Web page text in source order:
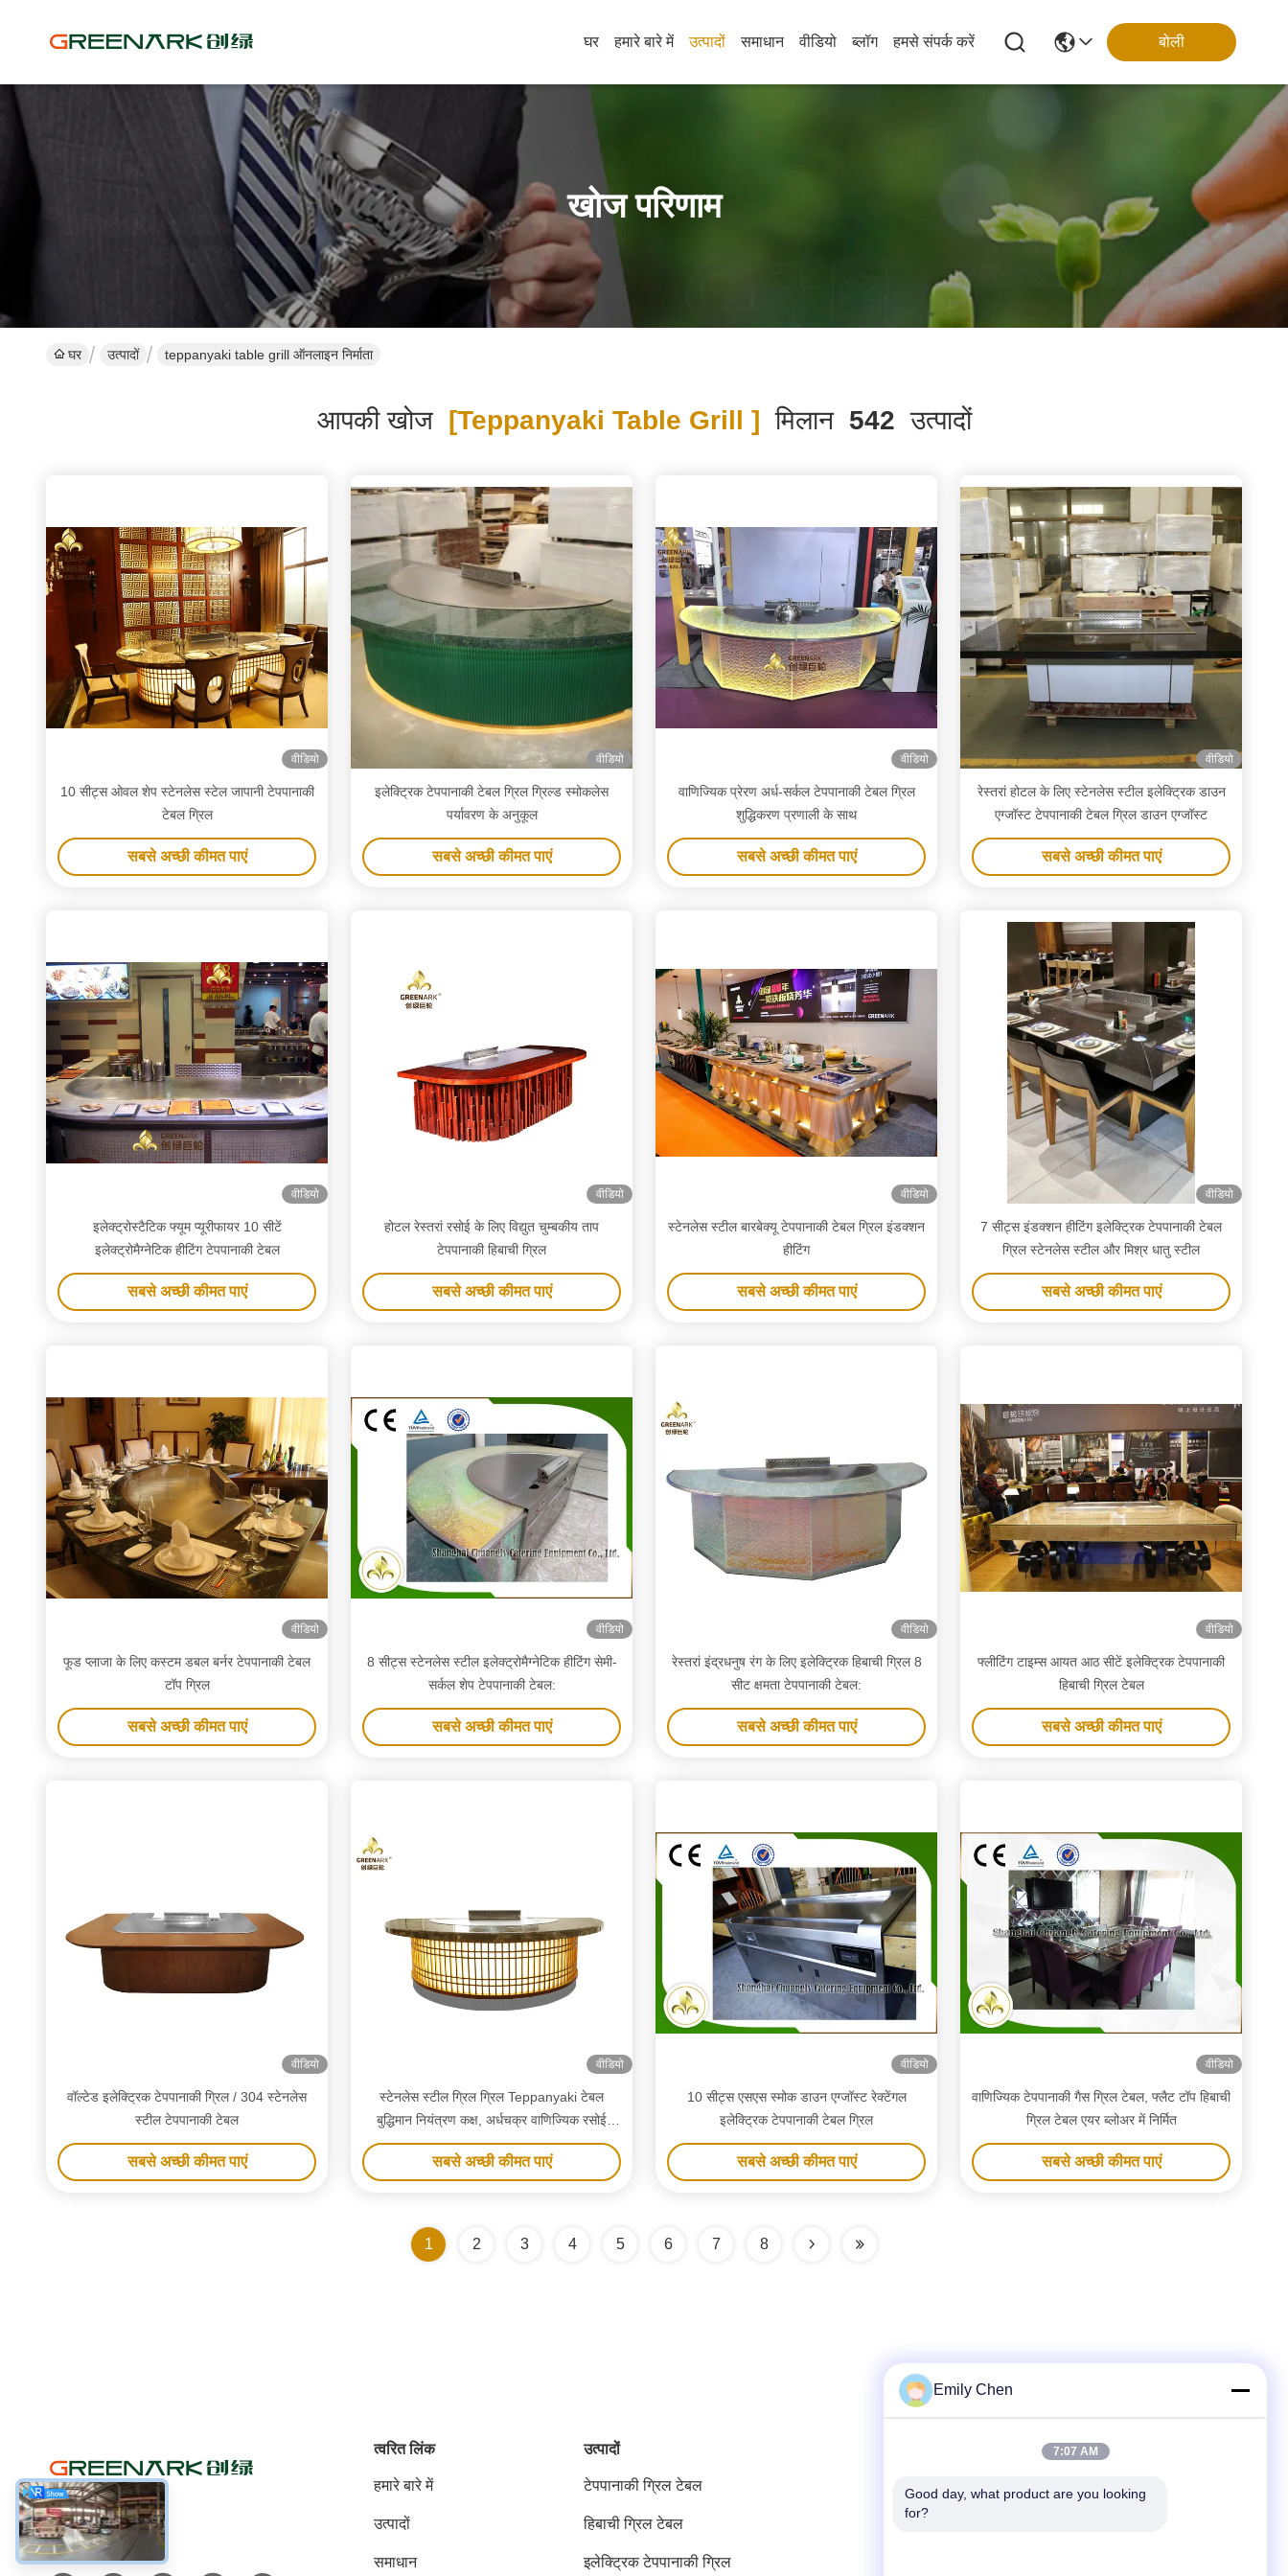
घर हमारे बारे में उत्पादों समाधान वीडियो ब्लॉग हमसे संपर्क करें बोली
खोज परिणाम
घर उत्पादों teppanyaki table grill ऑनलाइन निर्माता
आपकी खोज[teppanyaki Table Grill ] मिलान 542 उत्पादों
वीडियो
10 सीट्स ओवल शेप स्टेनलेस स्टेल जापानी टेपपानाकी
टेबल ग्रिल
सबसे अच्छी कीमत पाएं
वीडियो
इलेक्ट्रिक टेपपानाकी टेबल ग्रिल ग्रिल्ड स्मोकलेस
पर्यावरण के अनुकूल
सबसे अच्छी कीमत पाएं
वीडियो
वाणिज्यिक प्रेरण अर्ध-सर्कल टेपपानाकी टेबल ग्रिल
शुद्धिकरण प्रणाली के साथ
सबसे अच्छी कीमत पाएं
वीडियो
रेस्तरां होटल के लिए स्टेनलेस स्टील इलेक्ट्रिक डाउन
एग्जॉस्ट टेपपानाकी टेबल ग्रिल डाउन एग्जॉस्ट
सबसे अच्छी कीमत पाएं
वीडियो
इलेक्ट्रोस्टैटिक फ्यूम प्यूरीफायर 10 सीटें
इलेक्ट्रोमैग्नेटिक हीटिंग टेपपानाकी टेबल
सबसे अच्छी कीमत पाएं
वीडियो
होटल रेस्तरां रसोई के लिए विद्युत चुम्बकीय ताप
टेपपानाकी हिबाची ग्रिल
सबसे अच्छी कीमत पाएं
वीडियो
स्टेनलेस स्टील बारबेक्यू टेपपानाकी टेबल ग्रिल इंडक्शन
हीटिंग
सबसे अच्छी कीमत पाएं
वीडियो
7 सीट्स इंडक्शन हीटिंग इलेक्ट्रिक टेपपानाकी टेबल
ग्रिल स्टेनलेस स्टील और मिश्र धातु स्टील
सबसे अच्छी कीमत पाएं
वीडियो
फूड प्लाजा के लिए कस्टम डबल बर्नर टेपपानाकी टेबल
टॉप ग्रिल
सबसे अच्छी कीमत पाएं
वीडियो
8 सीट्स स्टेनलेस स्टील इलेक्ट्रोमैग्नेटिक हीटिंग सेमी-
सर्कल शेप टेपपानाकी टेबल:
सबसे अच्छी कीमत पाएं
वीडियो
रेस्तरां इंद्रधनुष रंग के लिए इलेक्ट्रिक हिबाची ग्रिल 8
सीट क्षमता टेपपानाकी टेबल:
सबसे अच्छी कीमत पाएं
वीडियो
फ्लीटिंग टाइम्स आयत आठ सीटें इलेक्ट्रिक टेपपानाकी
हिबाची ग्रिल टेबल
सबसे अच्छी कीमत पाएं
वीडियो
वॉल्टेड इलेक्ट्रिक टेपपानाकी ग्रिल / 304 स्टेनलेस
स्टील टेपपानाकी टेबल
सबसे अच्छी कीमत पाएं
वीडियो
स्टेनलेस स्टील ग्रिल ग्रिल Teppanyaki टेबल
बुद्धिमान नियंत्रण कक्ष, अर्धचक्र वाणिज्यिक रसोई
उपकरण
सबसे अच्छी कीमत पाएं
वीडियो
10 सीट्स एसएस स्मोक डाउन एग्जॉस्ट रेक्टेंगल
इलेक्ट्रिक टेपपानाकी टेबल ग्रिल
सबसे अच्छी कीमत पाएं
वीडियो
वाणिज्यिक टेपपानाकी गैस ग्रिल टेबल, फ्लैट टॉप हिबाची
ग्रिल टेबल एयर ब्लोअर में निर्मित
सबसे अच्छी कीमत पाएं
1 2 3 4 5 6 7 8
सोशल मीडिया
त्वरित लिंक
हमारे बारे में
उत्पादों
समाधान
उत्पादों
टेपपानाकी ग्रिल टेबल
हिबाची ग्रिल टेबल
इलेक्ट्रिक टेपपानाकी ग्रिल
टेलीफोन
Emily Chen
7:07 AM
Good day, what product are you looking
for?